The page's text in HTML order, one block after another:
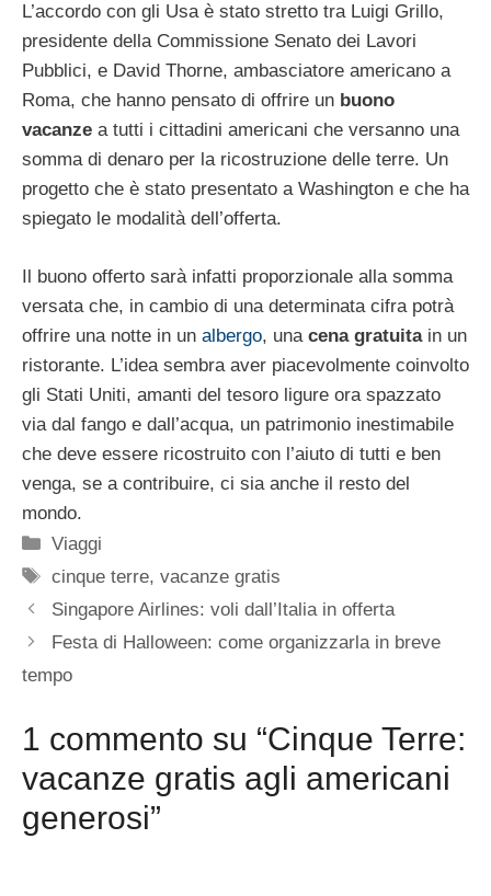
L’accordo con gli Usa è stato stretto tra Luigi Grillo,
presidente della Commissione Senato dei Lavori
Pubblici, e David Thorne, ambasciatore americano a
Roma, che hanno pensato di offrire un buono
vacanze a tutti i cittadini americani che versanno una
somma di denaro per la ricostruzione delle terre. Un
progetto che è stato presentato a Washington e che ha
spiegato le modalità dell’offerta.
Il buono offerto sarà infatti proporzionale alla somma
versata che, in cambio di una determinata cifra potrà
offrire una notte in un albergo, una cena gratuitain un
ristorante. L’idea sembra aver piacevolmente coinvolto
gli Stati Uniti, amanti del tesoro ligure ora spazzato
via dal fango e dall’acqua, un patrimonio inestimabile
che deve essere ricostruito con l’aiuto di tutti e ben
venga, se a contribuire, ci sia anche il resto del
mondo.
Categorie
Viaggi
Tag
cinque terre,vacanze gratis
Singapore Airlines: voli dall’Italia in offerta
Festa di Halloween: come organizzarla in breve
tempo
1 commento su “Cinque Terre:
vacanze gratis agli americani
generosi”